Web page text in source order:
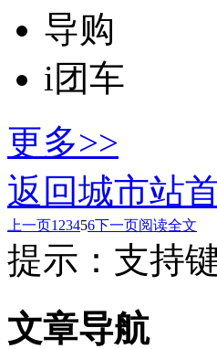
导购
i团车
更多>>
返回城市站
上一页1 23456下一页阅读全文
提示：支持
文章导航